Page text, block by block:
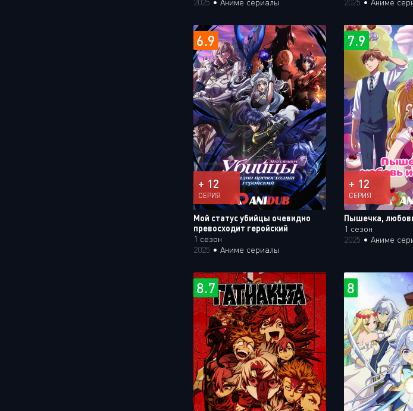
6.9
+ 12
СЕРИЯ
Мой статус убийцы очевидно
превосходит геройский
1 сезон
2025 • Аниме сериалы
7.9
+ 12
СЕРИЯ
Пышечка,
1 сезон
2025 • Аниме
8.7 8